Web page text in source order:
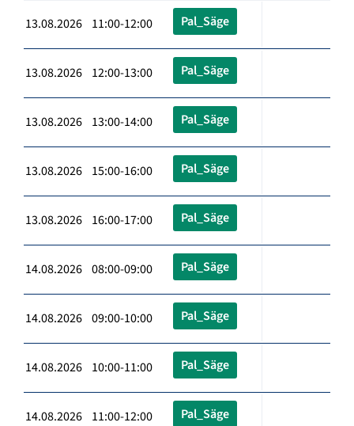
13.08.2026 11:00-12:00 Pal_Säge
13.08.2026 12:00-13:00 Pal_Säge
13.08.2026 13:00-14:00 Pal_Säge
13.08.2026 15:00-16:00 Pal_Säge
13.08.2026 16:00-17:00 Pal_Säge
14.08.2026 08:00-09:00 Pal_Säge
14.08.2026 09:00-10:00 Pal_Säge
14.08.2026 10:00-11:00 Pal_Säge
14.08.2026 11:00-12:00 Pal_Säge